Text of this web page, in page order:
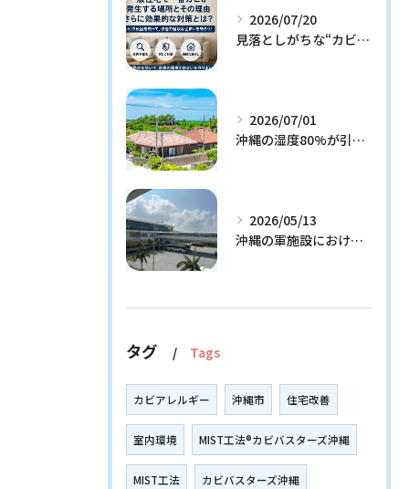
2026/07/20
見落としがちな“カビの温床”を徹底解説！今日からできる予防策とは？
2026/07/01
沖縄の湿度80%が引き起こすカビ問題！効果的な対策3選と発生メカニズム解説
2026/05/13
沖縄の軍施設における通信設備に潜む隠れたリスクとその解決策
タグ Tags
カビアレルギー 沖縄市 住宅改善
室内環境 MIST工法®カビバスターズ沖縄
MIST工法 カビバスターズ沖縄